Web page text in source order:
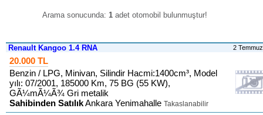
Arama sonucunda: 1adet otomobil bulunmuştur!
Renault Kangoo 1.4 RNA 2
20.000 TL
Benzin / LPG, Minivan, Silindir Hacmi:1400cm³, Model
yılı: 07/2001, 185000 Km, 75 BG (55 KW),
GÃ¼mÃ¼Ã¾ Gri metalik
Sahibinden SatılıkAnkara Yenimahalle Takaslanabilir